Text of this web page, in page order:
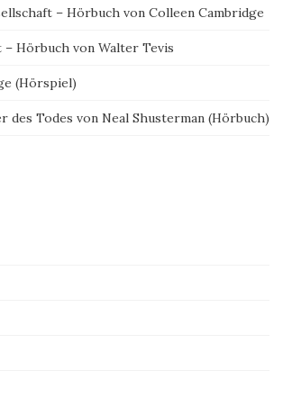
– Hörbuch von Colleen Cambridge
– Hörbuch von Walter Tevis
(Hörspiel)
des Todes von Neal Shusterman (Hörbuch)